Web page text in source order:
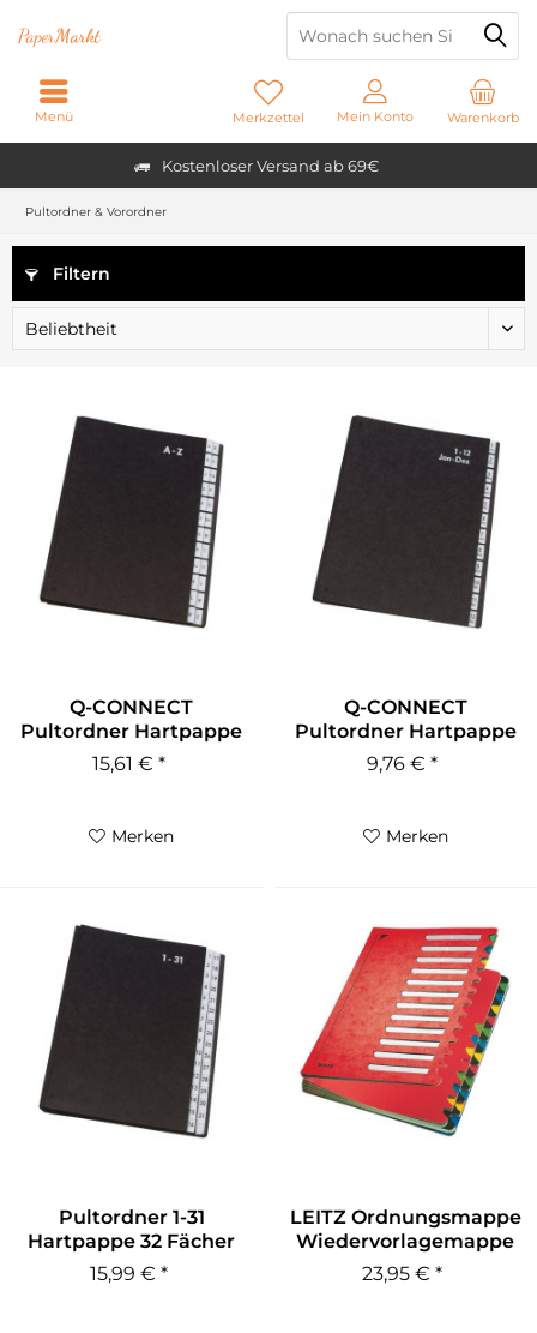
Kostenloser Versand ab 69€
PaperMarkt
Warenkorb
Merkzettel Mein Konto
Menü
Pultordner & Vorordner
Filtern
Q-CONNECT
Pultordner Hartpappe
A-Z 24 Fächer...
15,61 € *
Merken
Q-CONNECT
Pultordner Hartpappe
1-12 Jan-Dez....
9,76 € *
Merken
Pultordner 1-31
Hartpappe 32 Fächer
schwarz
15,99 € *
LEITZ Ordnungsmappe
Wiedervorlagemappe
Color...
23,95 € *